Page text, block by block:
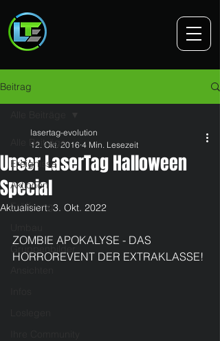
Beitrag
Alle Beiträge
Ereignisse
Aktionen
Eröffnung
Gruppenbilder
Unser LaserTag Halloween
Special
lasertag-evolution
12. Okt. 2016 4 Min. Lesezeit
Aktualisiert: 3. Okt. 2022
ZOMBIE APOKALYSE - DAS
HORROREVENT DER EXTRAKLASSE!